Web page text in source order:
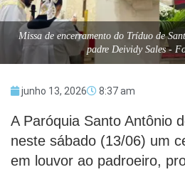
Missa de encerramento do Tríduo de
padre Deividy Sales -
junho 13, 2026 8:37 am
A Paróquia Santo Antônio
neste sábado (13/06) um
em louvor ao padroeiro,